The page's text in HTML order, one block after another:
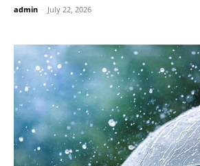
admin - July 22, 2026